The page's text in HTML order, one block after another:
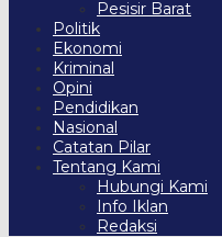
Pesisir Barat
Politik
Ekonomi
Kriminal
Opini
Pendidikan
Nasional
Catatan Pilar
Tentang Kami
Hubungi Kami
Info Iklan
Redaksi